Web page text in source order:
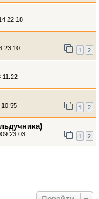
22:18
23:10
1 2
11:22
10:55
1 2
23:03
1 2